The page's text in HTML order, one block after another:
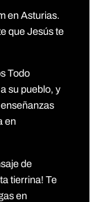
en Asturias.
que Jesús te
Todo
su pueblo, y
en
de
tierrina! Te
en